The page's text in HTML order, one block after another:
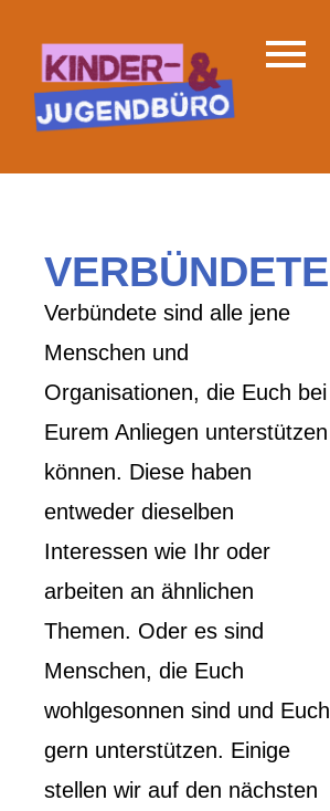
VERBÜNDETE
Verbündete sind alle jene
Menschen und
Organisationen, die Euch bei
Eurem Anliegen unterstützen
können. Diese haben
entweder dieselben
Interessen wie Ihr oder
arbeiten an ähnlichen
Themen. Oder es sind
Menschen, die Euch
wohlgesonnen sind und Euch
gern unterstützen. Einige
stellen wir auf den nächsten